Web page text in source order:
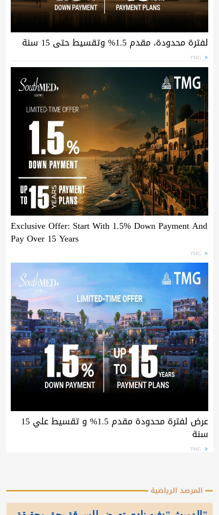
لفترة محدودة، مقدم 1.5% وتقسيط حتى 15 سنة
TMG
Exclusive Offer: Start With 1.5% Down Payment And
Pay Over 15 Years
TMG
عرض لفترة محدودة مقدم 1.5% و تقسيط علي 15
سنة
TMG
المرصد الرياضية